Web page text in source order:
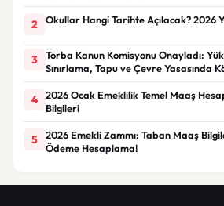
2 Okullar Hangi Tarihte Açılacak? 2026
3
Torba Kanun Komisyonu Onayladı:
Sınırlama, Tapu ve Çevre Yasasında
4
2026 Ocak Emeklilik Temel Maaş
Bilgileri
5
2026 Emekli Zammı: Taban Maaş
Ödeme Hesaplama!